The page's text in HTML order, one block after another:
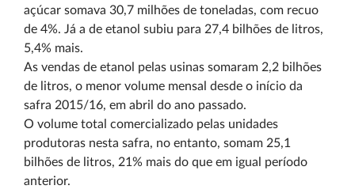
açúcar somava 30,7 milhões de toneladas, com recuo
de 4%. Já a de etanol subiu para 27,4 bilhões de litros,
5,4% mais.
As vendas de etanol pelas usinas somaram 2,2 bilhões
de litros, o menor volume mensal desde o início da
safra 2015/16, em abril do ano passado.
O volume total comercializado pelas unidades
produtoras nesta safra, no entanto, somam 25,1
bilhões de litros, 21% mais do que em igual período
anterior.